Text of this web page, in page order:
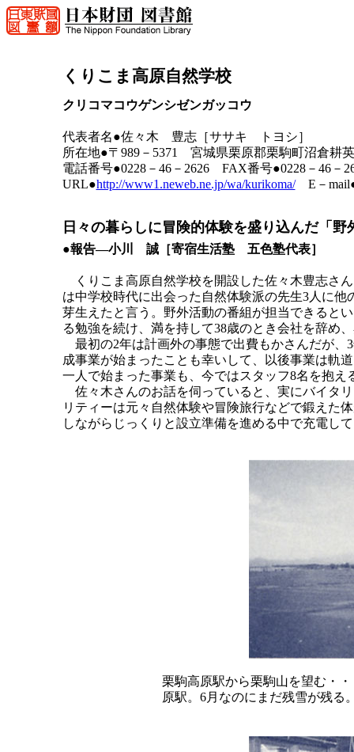
くりこま高原自然学校
クリコマコウゲンシゼンガッコウ
代表者名●佐々木 豊志［ササキ トヨシ］
所在地●〒989－5371 宮城県栗原郡栗駒町沼倉耕
電話番号●0228－46－2626 FAX番号●0228－46－
URL●http://www1.neweb.ne.jp/wa/kurikoma/E－
日々の暮らしに冒険的体験を盛り込んだ「野
●報告―小川 誠［寄宿生活塾 五色塾代表］
くりこま高原自然学校を開設した佐々木豊志さ
は中学校時代に出会った自然体験派の先生3人に
芽生えたと言う。野外活動の番組が担当できると
る勉強を続け、満を持して38歳のとき会社を辞め
最初の2年は計画外の事態で出費もかさんだが、
成事業が始まったことも幸いして、以後事業は軌
一人で始まった事業も、今ではスタッフ8名を抱え
佐々木さんのお話を伺っていると、実にバイタ
リティーは元々自然体験や冒険旅行などで鍛えた
しながらじっくりと設立準備を進める中で充電し
栗駒高原駅から栗駒山を望む・
原駅。6月なのにまだ残雪が残る